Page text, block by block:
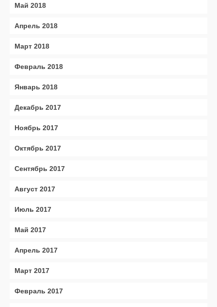
Май 2018
Апрель 2018
Март 2018
Февраль 2018
Январь 2018
Декабрь 2017
Ноябрь 2017
Октябрь 2017
Сентябрь 2017
Август 2017
Июль 2017
Май 2017
Апрель 2017
Март 2017
Февраль 2017